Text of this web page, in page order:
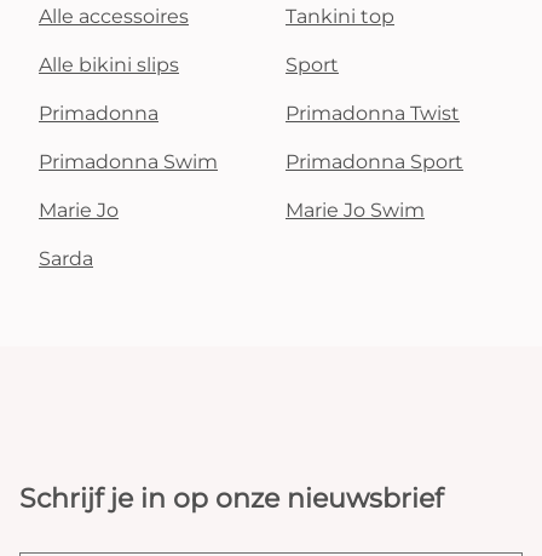
Alle accessoires Tankini top
Alle bikini slips Sport
Primadonna Primadonna Twist
Primadonna Swim Primadonna Sport
Marie Jo Marie Jo Swim
Sarda
Schrijf je in op onze nieuwsbrief